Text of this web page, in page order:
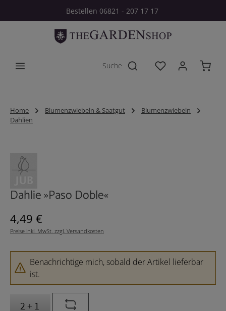
Zum Hauptinhalt springenBestellen 06821 - 207 17 17
Du hast 0
Home Blumenzwiebeln & Saatgut
Blumenzwiebeln
Dahlien
Dahlie »Paso Doble«
Regulärer Preis:
4,49 €
Preise inkl. MwSt. zzgl. Versandkosten
Benachrichtige mich, sobald der Artikel lieferbar
ist.